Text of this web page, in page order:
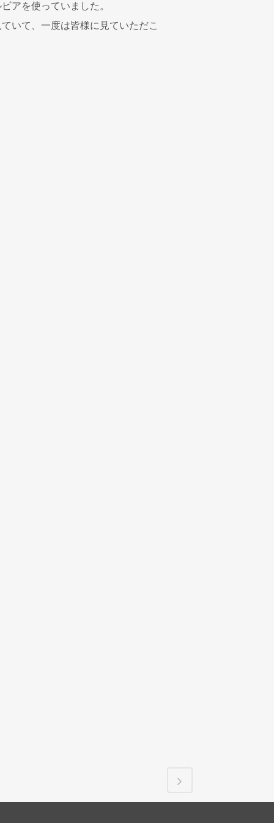
アを使っていました。
いて、一度は皆様に見ていただこ